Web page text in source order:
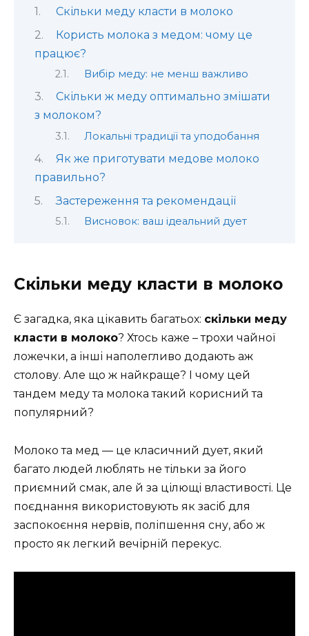
Скільки меду класти в молоко
Користь молока з медом: чому це
працює?
Вибір меду: не менш важливо
Скільки ж меду оптимально змішати
з молоком?
Локальні традиції та уподобання
Як же приготувати медове молоко
правильно?
Застереження та рекомендації
Висновок: ваш ідеальний дует
Скільки меду класти в молоко
Є загадка, яка цікавить багатьох: скільки меду
класти в молоко? Хтось каже – трохи чайної
ложечки, а інші наполегливо додають аж
столову. Але що ж найкраще? І чому цей
тандем меду та молока такий корисний та
популярний?
Молоко та мед — це класичний дует, який
багато людей люблять не тільки за його
приємний смак, але й за цілющі властивості. Це
поєднання використовують як засіб для
заспокоєння нервів, поліпшення сну, або ж
просто як легкий вечірній перекус.